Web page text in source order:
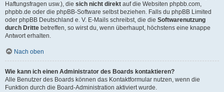
Haftungsfragen usw.), die sich nicht direkt auf die Websiten phpbb.com,
phpbb.de oder die phpBB-Software selbst beziehen. Falls du phpBB Limited
oder phpBB Deutschland e. V. E-Mails schreibst, die die Softwarenutzung
durch Dritte betreffen, so wirst du, wenn überhaupt, höchstens eine knappe
Antwort erhalten.
Nach oben
Wie kann ich einen Administrator des Boards kontaktieren?
Alle Benutzer des Boards können das Kontaktformular nutzen, wenn die
Funktion durch die Board-Administration aktiviert wurde.